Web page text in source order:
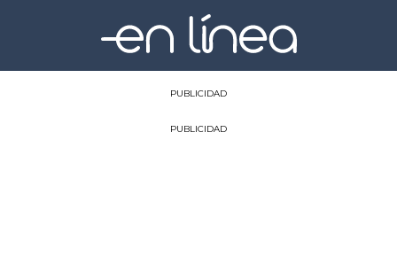
PUBLICIDAD
PUBLICIDAD